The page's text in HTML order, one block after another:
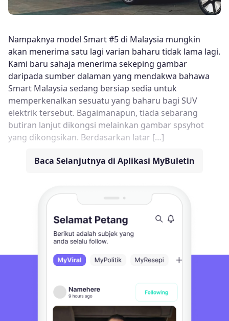
Nampaknya model Smart #5 di Malaysia mungkin
akan menerima satu lagi varian baharu tidak lama lagi.
Kami baru sahaja menerima sekeping gambar
daripada sumber dalaman yang mendakwa bahawa
Smart Malaysia sedang bersiap sedia untuk
memperkenalkan sesuatu yang baharu bagi SUV
elektrik tersebut. Bagaimanapun, tiada sebarang
butiran lanjut dikongsi melainkan gambar spsyhot
yang dikongsikan. Berdasarkan latar […]
Baca Selanjutnya di Aplikasi MyBuletin